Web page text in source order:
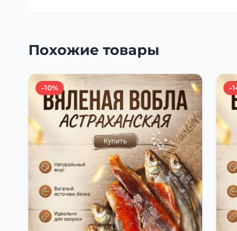
Похожие товары
-10% -